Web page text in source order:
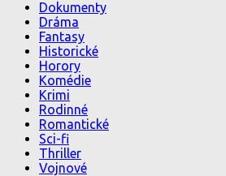
Dokumenty
Dráma
Fantasy
Historické
Horory
Komédie
Krimi
Rodinné
Romantické
Sci-fi
Thriller
Vojnové